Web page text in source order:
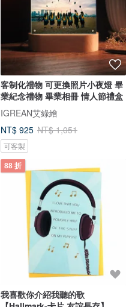
客制化禮物 可更換照片小夜燈 畢
業紀念禮物 畢業相冊 情人節禮盒
IGREAN艾綠繪
NT$ 925 NT$ 1,051
可客製
88 折
我喜歡你介紹我聽的歌